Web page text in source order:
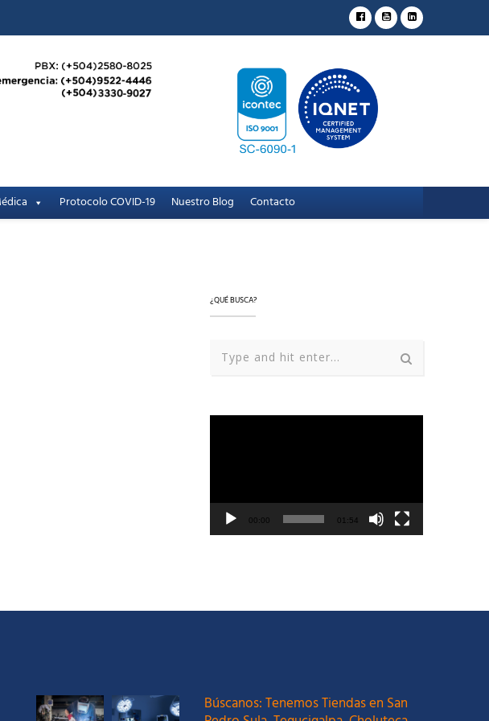
Protocolo COVID-19 Nuestro Blog Contacto
¿QUÉ BUSCA?
00:00 01:54
Búscanos: Tenemos Tiendas en San